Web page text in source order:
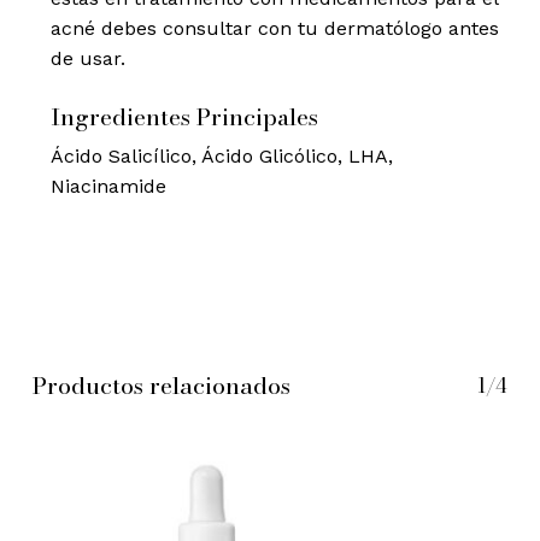
acné debes consultar con tu dermatólogo antes
de usar.
Ingredientes Principales
Ácido Salicílico, Ácido Glicólico, LHA,
Niacinamide
Productos relacionados 1/4